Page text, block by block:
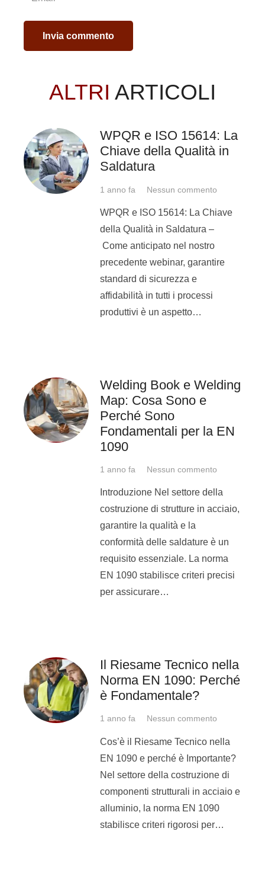
Una donna può fare il
Tempjob,agenzia per il lavoro,
sta selezionando per
metalmeccanica operante nel
settore ferroviario della
provincia di
Cuneodelle donne
intraprendenti, con tanta voglia
mestiere del saldatore!
E qui entriamo poi in gioco noi
poiché le figure inserite saranno
formate previamente dai tecnici
esperti della nostra scuola di
saldatura Michelangelo.
crescente. In questo caso,
partiremo dalle posizioni di
saldatura più semplici sino ad
arrivare alle
lavorazioni di
saldatura specifiche del settore
L’inserimento lavorativo è
invece previsto da maggio in
Come candidarsi
all’offerta di lavoro
come saldatore?
Invia commento
ALTRI ARTICOLI
WPQR e ISO 15614: La
Chiave della Qualità in
Saldatura
1 anno fa Nessun commento
WPQR e ISO 15614: La Chiave
della Qualità in Saldatura –
Come anticipato nel nostro
precedente webinar, garantire
standard di sicurezza e
affidabilità in tutti i processi
produttivi è un aspetto…
Welding Book e Welding
Map: Cosa Sono e
Perché Sono
Fondamentali per la EN
1090
1 anno fa Nessun commento
Introduzione Nel settore della
costruzione di strutture in acciaio,
garantire la qualità e la
conformità delle saldature è un
requisito essenziale. La norma
EN 1090 stabilisce criteri precisi
per assicurare…
Il Riesame Tecnico nella
Norma EN 1090: Perché
è Fondamentale?
1 anno fa Nessun commento
Cos’è il Riesame Tecnico nella
EN 1090 e perché è Importante?
Nel settore della costruzione di
componenti strutturali in acciaio e
alluminio, la norma EN 1090
stabilisce criteri rigorosi per…